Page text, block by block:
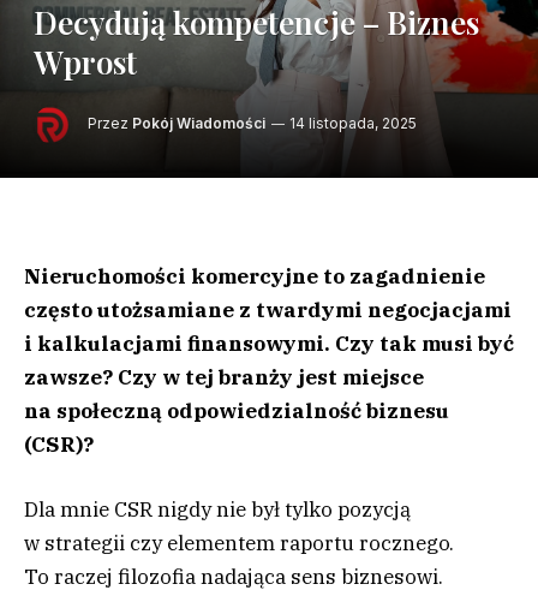
Decydują kompetencje – Biznes
Wprost
Przez Pokój Wiadomości 14 listopada, 2025
Nieruchomości komercyjne to zagadnienie
często utożsamiane z twardymi negocjacjami
i kalkulacjami finansowymi. Czy tak musi być
zawsze? Czy w tej branży jest miejsce
na społeczną odpowiedzialność biznesu
(CSR)?
Dla mnie CSR nigdy nie był tylko pozycją
w strategii czy elementem raportu rocznego.
To raczej filozofia nadająca sens biznesowi.